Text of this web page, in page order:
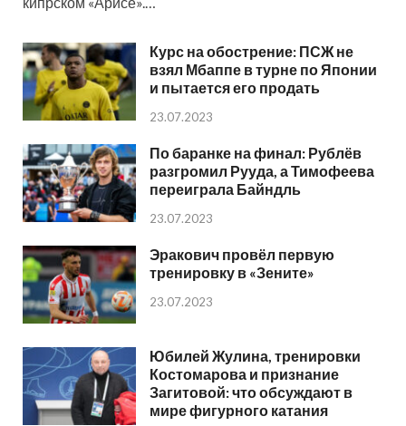
Курс на обострение: ПСЖ не
взял Мбаппе в турне по Японии
и пытается его продать
23.07.2023
По баранке на финал: Рублёв
разгромил Рууда, а Тимофеева
переиграла Байндль
23.07.2023
Эракович провёл первую
тренировку в «Зените»
23.07.2023
Юбилей Жулина, тренировки
Костомарова и признание
Загитовой: что обсуждают в
мире фигурного катания